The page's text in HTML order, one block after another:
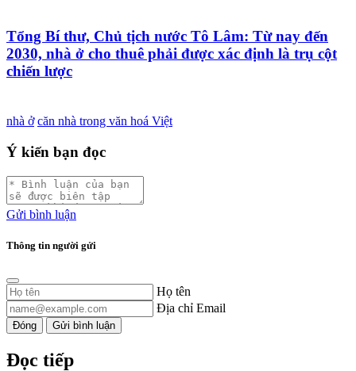
Tổng Bí thư, Chủ tịch nước Tô Lâm: Từ nay đến
2030, nhà ở cho thuê phải được xác định là trụ cột
chiến lược
nhà ở căn nhà trong văn hoá Việt
Ý kiến bạn đọc
Gửi bình luận
Thông tin người gửi
Họ tên
Địa chỉ Email
Đóng Gửi bình luận
Đọc tiếp